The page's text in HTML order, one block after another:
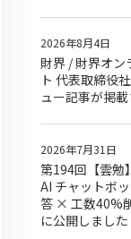
2026年8月4日
財界 / 財界オン
ト 代表取締役
ュー記事が掲
2026年7月31日
第194回【雲勉
AI チャットボ
答 × 工数40%
に公開しました